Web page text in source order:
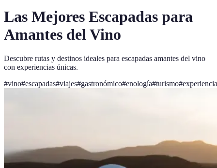
Las Mejores Escapadas para
Amantes del Vino
Descubre rutas y destinos ideales para escapadas amantes del vino
con experiencias únicas.
#vino#escapadas#viajes#gastronómico#enología#turismo#